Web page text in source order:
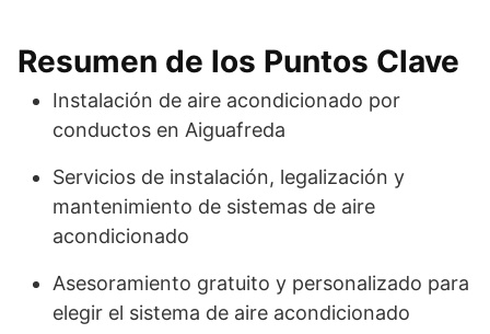
Resumen de los Puntos Clave
Instalación de aire acondicionado por
conductos en Aiguafreda
Servicios de instalación, legalización y
mantenimiento de sistemas de aire
acondicionado
Asesoramiento gratuito y personalizado para
elegir el sistema de aire acondicionado